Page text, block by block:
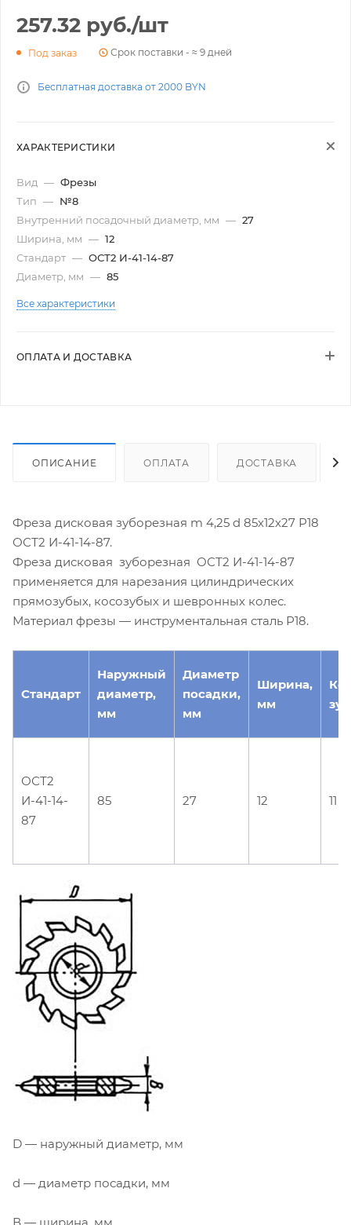
257.32 руб./шт
Под заказ Срок поставки - ≈ 9 дней
Бесплатная доставка от 2000 BYN
ХАРАКТЕРИСТИКИ
Вид — Фрезы
Тип — №8
Внутренний посадочный диаметр, мм — 27
Ширина, мм — 12
Стандарт — ОСТ2 И-41-14-87
Диаметр, мм — 85
Все характеристики
ОПЛАТА И ДОСТАВКА
ОПИСАНИЕ ОПЛАТА ДОСТАВКА
Фреза дисковая зуборезная m 4,25 d 85х12х27 Р18
ОСТ2 И-41-14-87.
Фреза дисковая зуборезная ОСТ2 И-41-14-87
применяется для нарезания цилиндрических
прямозубых, косозубых и шевронных колес.
Материал фрезы — инструментальная сталь Р18.
Стандарт
Наружный
диаметр,
мм
Диаметр
посадки,
мм
Ширина,
мм
ОСТ2
И-41-14-
87
85 27 12 11
D — наружный диаметр, мм
d — диаметр посадки, мм